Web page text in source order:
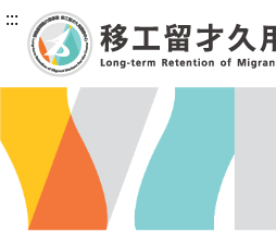
:::